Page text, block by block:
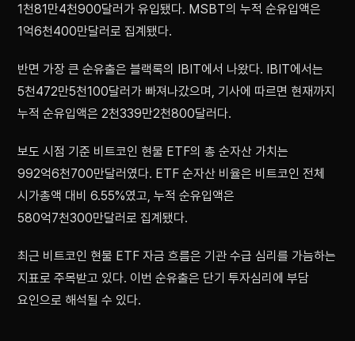
1천81만4천900달러가 유입됐다. MSBT의 누적 순유입액은
1억6천400만달러로 집계됐다.
반면 가장 큰 순유출은 블랙록의 IBIT에서 나왔다. IBIT에서는
5천472만5천100달러가 빠져나갔으며, 기사에 따르면 현재까지
누적 순유입액은 2천339만2천800달러다.
보도 시점 기준 비트코인 현물 ETF의 총 순자산 가치는
992억6천700만달러였다. ETF 순자산 비율은 비트코인 전체
시가총액 대비 6.55%였고, 누적 순유입액은
580억7천300만달러로 집계됐다.
최근 비트코인 현물 ETF 자금 흐름은 기관 수급 심리를 가늠하는
지표로 주목받고 있다. 이번 순유출은 단기 투자심리에 부담
요인으로 해석될 수 있다.